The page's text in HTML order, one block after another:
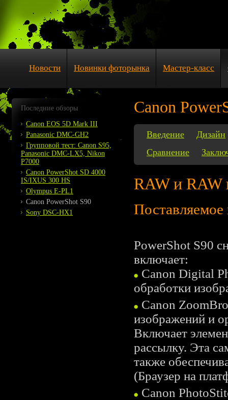
Новости Новинки фоторынка Мастер-класс
Canon
Введение
Дизайн
Сравнение
RAW и RAW
PowerShot S90
включает:
Canon Digital
обработки
Canon
изображений и
Включает
рассылку. Эта
также
(Браузер на
Canon
Последние обзоры
Canon EOS 5D Mark III
Panasonic DMC-GH2
Групповой тест: Canon S95,
Panasonic DMC-LX5, Nikon
P7000
Canon PowerShot SD 4000
IS/IXUS 300 HS
Olympus E-PL1
Canon PowerShot S90
Sony DSC-HX1